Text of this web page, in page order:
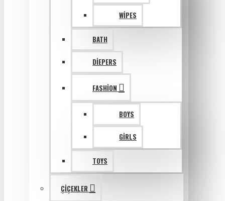
WIPES
BATH
DIEPERS
FASHION
BOYS
GIRLS
TOYS
ÇIÇEKLER